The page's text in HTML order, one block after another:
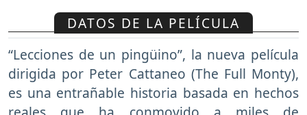
DATOS DE LA PELÍCULA
“Lecciones de un pingüino”, la nueva película
dirigida por Peter Cattaneo (The Full Monty),
es una entrañable historia basada en hechos